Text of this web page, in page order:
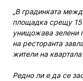
„В градинката
площадка срещу 15
унищожава зелени
на ресторанта
жители на
Редно ли е да се